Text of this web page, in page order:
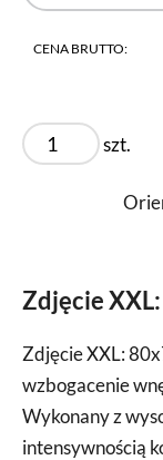
CENA BRUTTO:
szt.
Zdjęcie
Zdjęcie XXL:
wzbogacenie
Wykonany z
intensywnością